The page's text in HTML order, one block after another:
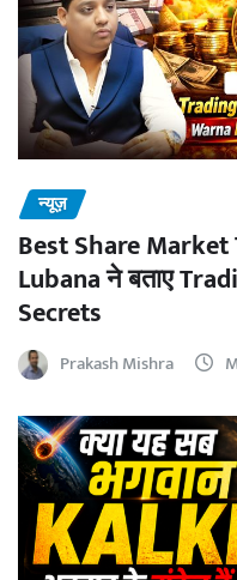
न्यूज़
Best Share
Lubana ने बताए
Secrets
Prakash Mishra